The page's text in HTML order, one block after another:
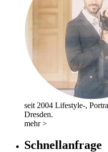
seit 2004 Lifestyle-,
Dresden.
mehr >
Schnellanfrage